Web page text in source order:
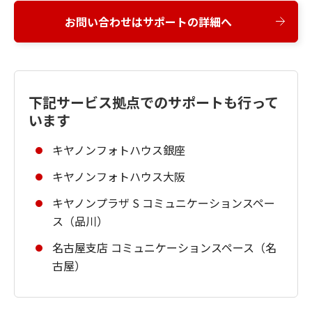
お問い合わせはサポートの詳細へ
下記サービス拠点でのサポートも行って
います
キヤノンフォトハウス銀座
キヤノンフォトハウス大阪
キヤノンプラザ S コミュニケーションスペー
ス（品川）
名古屋支店 コミュニケーションスペース（名
古屋）